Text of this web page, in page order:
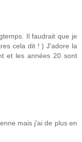
Il faudrait que je
cela dit ! ) J'adore la
et les années 20 sont
mais j'ai de plus en